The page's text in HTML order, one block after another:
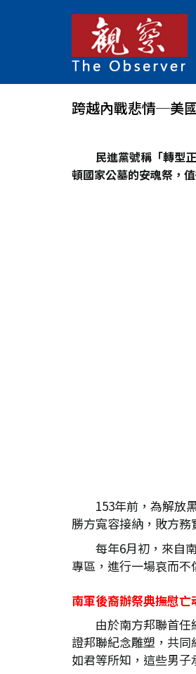
跨越內戰悲情─美
民進黨號稱「轉型
頓國家公墓的安魂祭，
153年前，為解放
勝方寬容接納，敗方
每年6月初，來自
專區，進行一場哀而不
南軍後裔辦祭典撫慰亡
由於南方邦聯首
證邦聯紀念雕塑，共
如君等所知，這些男子